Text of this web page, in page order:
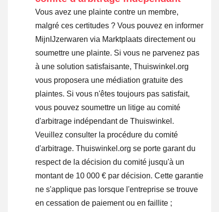
Vous avez une plainte contre un membre,
malgré ces certitudes ? Vous pouvez en informer
MijnIJzerwaren via Marktplaats directement ou
soumettre une plainte. Si vous ne parvenez pas
à une solution satisfaisante, Thuiswinkel.org
vous proposera une médiation gratuite des
plaintes. Si vous n'êtes toujours pas satisfait,
vous pouvez soumettre un litige au comité
d'arbitrage indépendant de Thuiswinkel.
Veuillez consulter la procédure du comité
d'arbitrage. Thuiswinkel.org se porte garant du
respect de la décision du comité jusqu'à un
montant de 10 000 € par décision. Cette garantie
ne s'applique pas lorsque l'entreprise se trouve
en cessation de paiement ou en faillite ;